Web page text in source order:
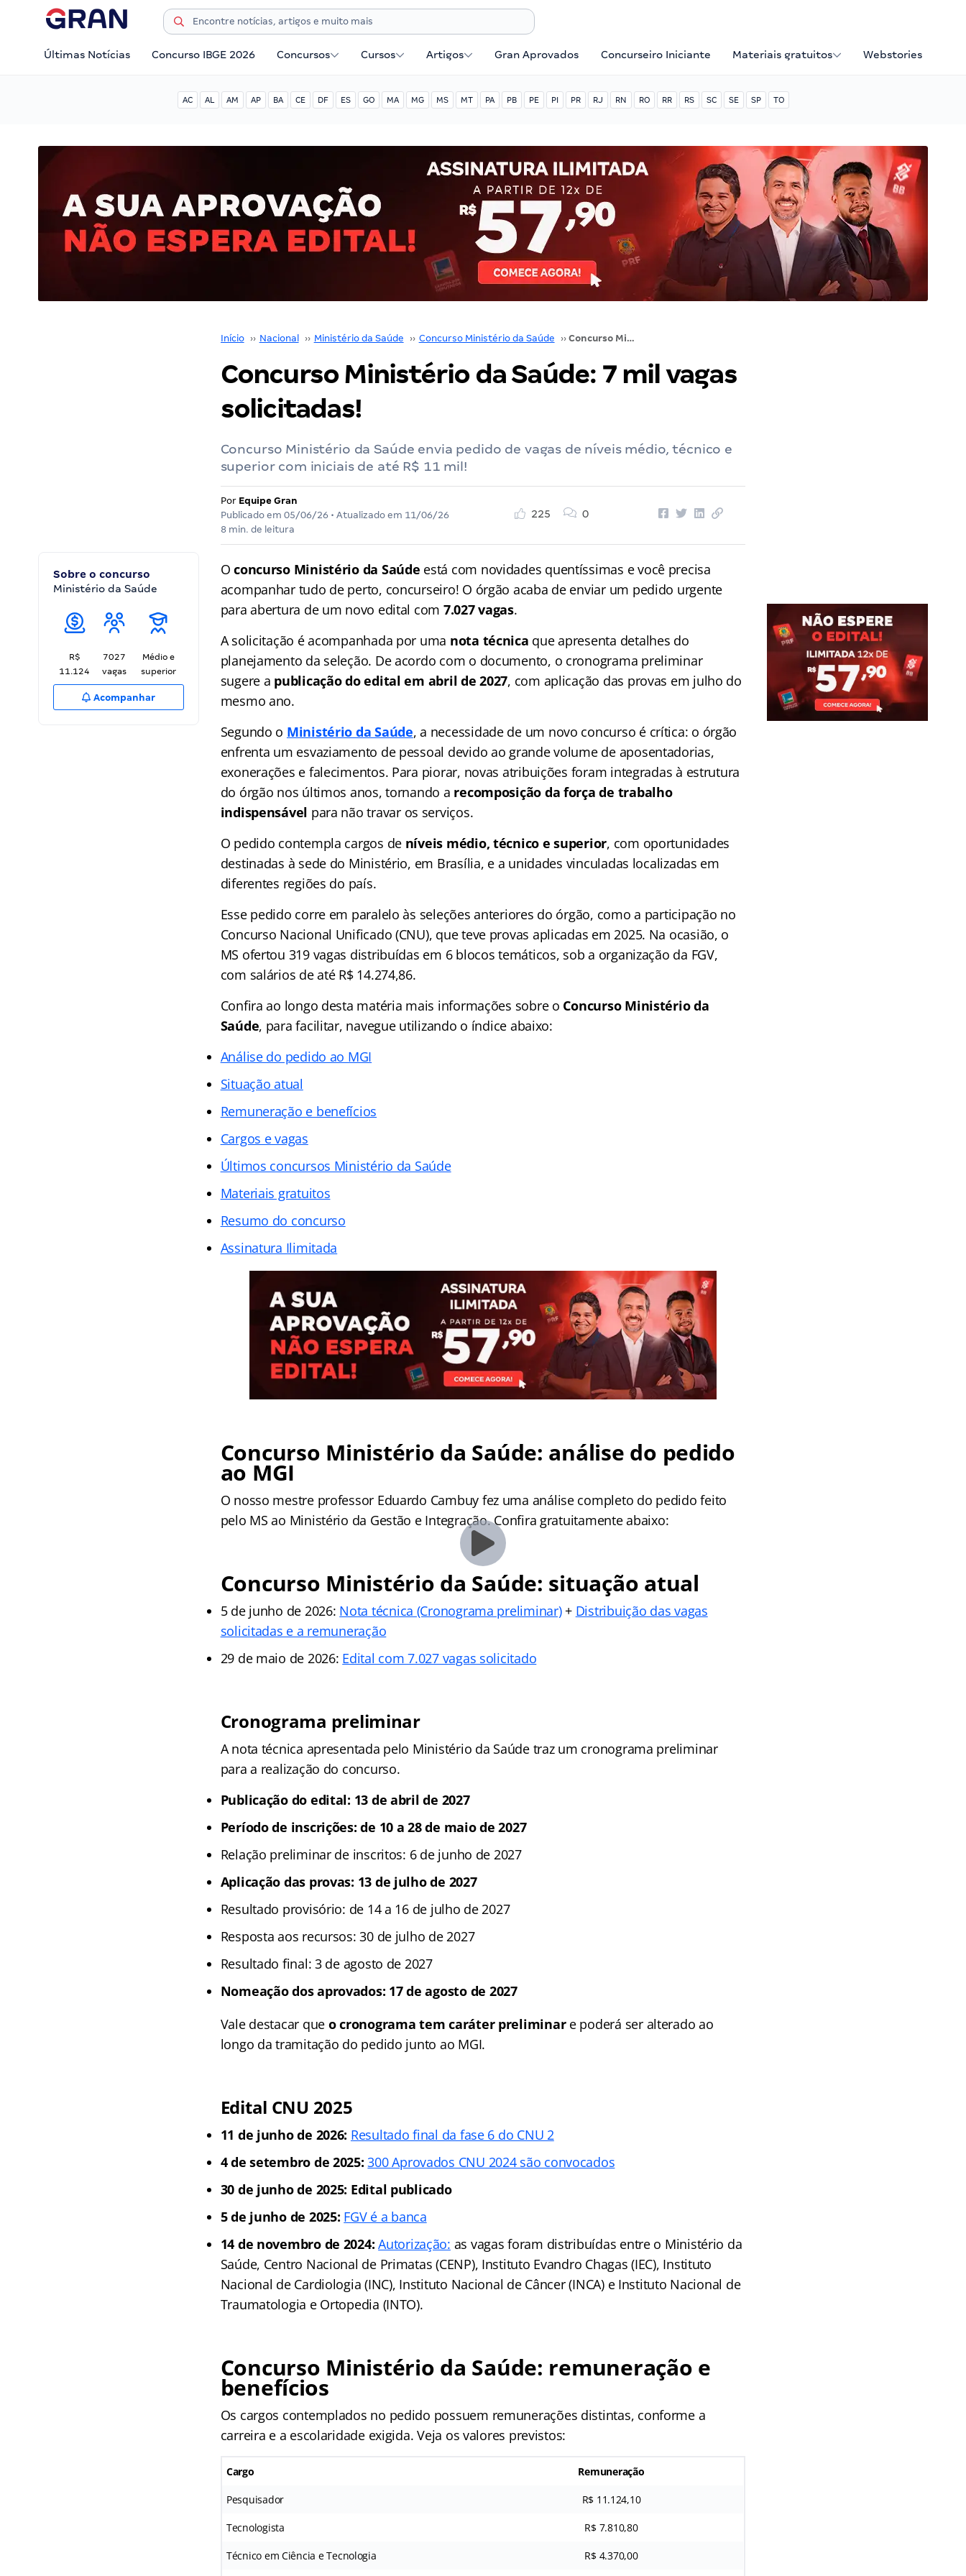
Últimas Notícias Concurso IBGE 2026 Concursos Cursos Artigos Gran Aprovados Concurseiro Iniciante Materiais gratuitos Webstories
AC AL AM AP BA CE DF ES GO MA MG MS MT PA PB PE PI PR RJ RN RO RR RS SC SE SP TO
Início ›› Nacional ›› Ministério da Saúde ›› Concurso Ministério da Saúde ›› Concurso Ministério da Saúde: 7 mil vagas solicitadas!
Concurso Ministério da Saúde: 7 mil vagas
solicitadas!
Concurso Ministério da Saúde envia pedido de vagas de níveis médio, técnico e
superior com iniciais de até R$ 11 mil!
Por Equipe Gran
Publicado em 05/06/26 • Atualizado em 11/06/26
8 min. de leitura
225 0
Sobre o concurso
Ministério da Saúde
R$
11.124
7027
vagas
Médio e
superior
Acompanhar
Oconcurso Ministério da Saúde está com novidades quentíssimas e você precisa
acompanhar tudo de perto, concurseiro! O órgão acaba de enviar um pedido urgente
para abertura de um novo edital com 7.027 vagas.
A solicitação é acompanhada por uma nota técnica que apresenta detalhes do
planejamento da seleção. De acordo com o documento, o cronograma preliminar
sugere a publicação do edital em abril de 2027, com aplicação das provas em julho do
mesmo ano.
Segundo o Ministério da Saúde, a necessidade de um novo concurso é crítica: o órgão
enfrenta um esvaziamento de pessoal devido ao grande volume de aposentadorias,
exonerações e falecimentos. Para piorar, novas atribuições foram integradas à estrutura
do órgão nos últimos anos, tornando a recomposição da força de trabalho
indispensável para não travar os serviços.
O pedido contempla cargos de níveis médio, técnico e superior, com oportunidades
destinadas à sede do Ministério, em Brasília, e a unidades vinculadas localizadas em
diferentes regiões do país.
Esse pedido corre em paralelo às seleções anteriores do órgão, como a participação no
Concurso Nacional Unificado (CNU), que teve provas aplicadas em 2025. Na ocasião, o
MS ofertou 319 vagas distribuídas em 6 blocos temáticos, sob a organização da FGV,
com salários de até R$ 14.274,86.
Confira ao longo desta matéria mais informações sobre o Concurso Ministério da
Saúde, para facilitar, navegue utilizando o índice abaixo:
Análise do pedido ao MGI
Situação atual
Remuneração e benefícios
Cargos e vagas
Últimos concursos Ministério da Saúde
Materiais gratuitos
Resumo do concurso
Assinatura Ilimitada
Concurso Ministério da Saúde: análise do pedido
ao MGI
O nosso mestre professor Eduardo Cambuy fez uma análise completo do pedido feito
pelo MS ao Ministério da Gestão e Integração. Confira gratuitamente abaixo:
Concurso Ministério da Saúde: situação atual
5 de junho de 2026: Nota técnica (Cronograma preliminar)+ Distribuição das vagas
solicitadas e a remuneração
29 de maio de 2026: Edital com 7.027 vagas solicitado
Cronograma preliminar
A nota técnica apresentada pelo Ministério da Saúde traz um cronograma preliminar
para a realização do concurso.
Publicação do edital: 13 de abril de 2027
Período de inscrições: de 10 a 28 de maio de 2027
Relação preliminar de inscritos: 6 de junho de 2027
Aplicação das provas: 13 de julho de 2027
Resultado provisório: de 14 a 16 de julho de 2027
Resposta aos recursos: 30 de julho de 2027
Resultado final: 3 de agosto de 2027
Nomeação dos aprovados: 17 de agosto de 2027
Vale destacar que o cronograma tem caráter preliminare poderá ser alterado ao
longo da tramitação do pedido junto ao MGI.
Edital CNU 2025
11 de junho de 2026: Resultado final da fase 6 do CNU 2
4 de setembro de 2025:300 Aprovados CNU 2024 são convocados
30 de junho de 2025: Edital publicado
5 de junho de 2025: FGV é a banca
14 de novembro de 2024: Autorização: as vagas foram distribuídas entre o Ministério da
Saúde, Centro Nacional de Primatas (CENP), Instituto Evandro Chagas (IEC), Instituto
Nacional de Cardiologia (INC), Instituto Nacional de Câncer (INCA) e Instituto Nacional de
Traumatologia e Ortopedia (INTO).
Concurso Ministério da Saúde: remuneração e
benefícios
Os cargos contemplados no pedido possuem remunerações distintas, conforme a
carreira e a escolaridade exigida. Veja os valores previstos:
Cargo Remuneração
Pesquisador R$ 11.124,10
Tecnologista R$ 7.810,80
Técnico em Ciência e Tecnologia R$ 4.370,00